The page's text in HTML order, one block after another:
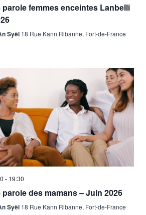
parole femmes enceintes Lanbelli
Syèl 18 Rue Kann Ribanne, Fort-de-France
- 19:30
des mamans – Juin 2026
Syèl 18 Rue Kann Ribanne, Fort-de-France